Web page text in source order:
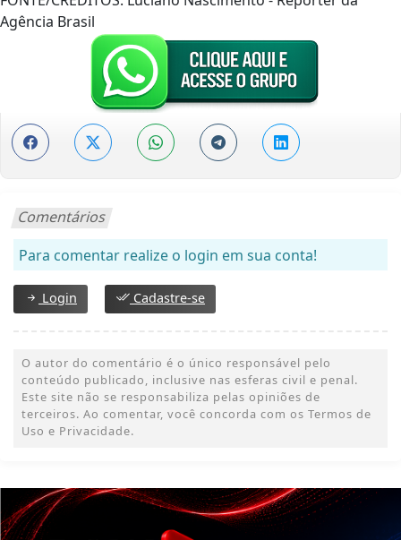
Agência Brasil
Comentários
Para comentar realize o login em sua conta!
Login Cadastre-se
O autor do comentário é o único responsável pelo
conteúdo publicado, inclusive nas esferas civil e penal.
Este site não se responsabiliza pelas opiniões de
terceiros. Ao comentar, você concorda com os Termos de
Uso e Privacidade.